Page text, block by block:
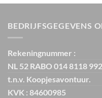
€ 44,95.
BEDRIJFSGEGEVENS
Rekeningnummer :
NL 52 RABO 014 8118 992
t.n.v. Koopjesavontuur.
KVK : 84600985